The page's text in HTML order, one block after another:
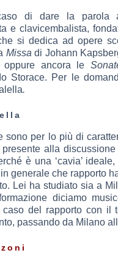
di dare la parola
e clavicembalista,
si dedica ad opere
Missa di Johann
ancora le
Storace. Per le
.
sono per lo più di
alla
è una ‘cavia’
generale che rapporto
Lei ha studiato sia a
diciamo
del rapporto con il
passando da Milano